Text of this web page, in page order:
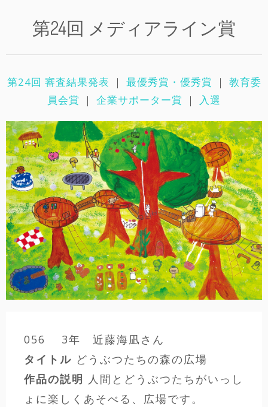
第24回 メディアライン賞
第24回 審査結果発表 ｜ 最優秀賞・優秀賞 ｜ 教育委
員会賞 ｜ 企業サポーター賞 ｜ 入選
056 3年 近藤海凪さん
タイトル どうぶつたちの森の広場
作品の説明 人間とどうぶつたちがいっし
ょに楽しくあそべる、広場です。